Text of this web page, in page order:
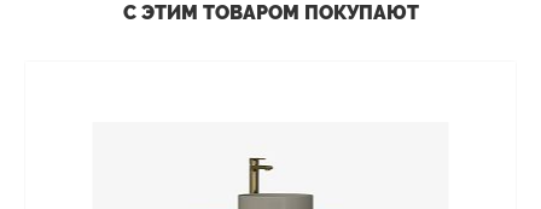
С ЭТИМ ТОВАРОМ ПОКУПАЮТ